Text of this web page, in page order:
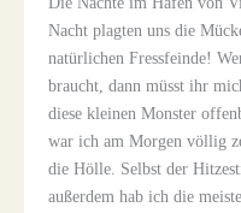
Nacht plagten uns die
natürlichen Fressfeinde!
braucht, dann müsst ihr
diese kleinen Monster
war ich am Morgen völlig
die Hölle. Selbst der
außerdem hab ich die